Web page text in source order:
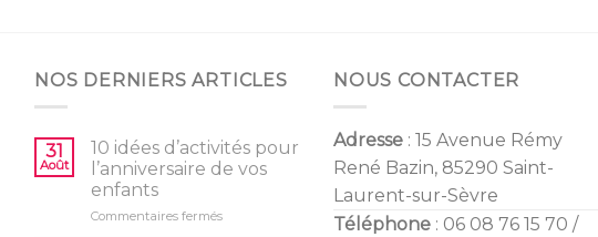
NOS DERNIERS ARTICLES
31
Août
10 idées d’activités pour
l’anniversaire de vos
enfants
Commentaires ferméssur
NOUS CONTACTER
Adresse : 15 Avenue Rémy
René Bazin, 85290 Saint-
Laurent-sur-Sèvre
Téléphone : 06 08 76 15 70 /